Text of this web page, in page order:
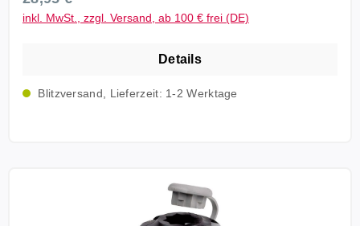
eine Basishalterung, mit der Sie jedes Railblaza
Zubehör sicher und einfach an Ihrer Reling
Schrauben und Zubehörteile. Lieferung: Railblaza
Weiß
inkl. MwSt., zzgl. Versand, ab 100 € frei (DE)
Details
Blitzversand, Lieferzeit: 1-2 Werktage